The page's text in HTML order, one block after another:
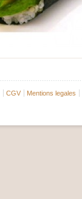
CGV
Mentions legales